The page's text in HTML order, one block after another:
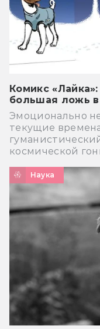
Комикс
большая ложь
Эмоционально
текущие
космической
Наука